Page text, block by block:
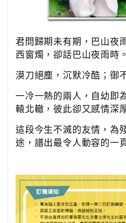
君問歸期未有期，巴山夜
西窗燭，卻話巴山夜雨時。
漠刀絕塵，沉默冷酷；御
一冷一熱的兩人，自幼即
轅北轍，彼此卻又感情深
這段今生不滅的友情，為
途，譜出最令人動容的一